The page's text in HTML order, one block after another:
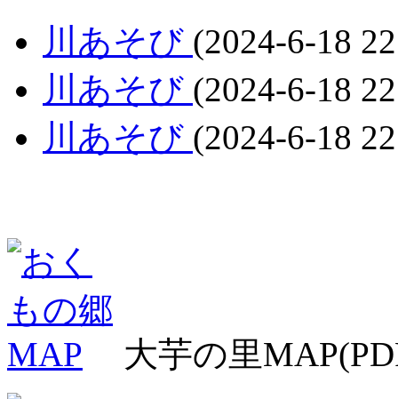
川あそび (2024-6-18
川あそび (2024-6-18
川あそび (2024-6-18
大芋の里